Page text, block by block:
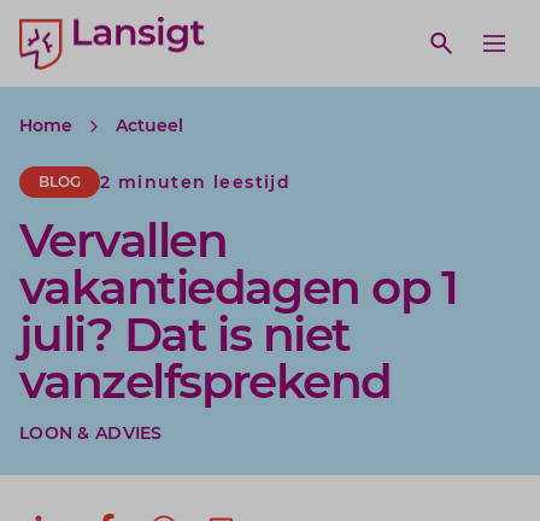
Lansigt Accountants logo
Open
search website
Home Actueel
BLOG 2 minuten leestijd
Vervallen
vakantiedagen op 1
juli? Dat is niet
vanzelfsprekend
LOON & ADVIES
Deel op LinkedIn
Deel op Facebook